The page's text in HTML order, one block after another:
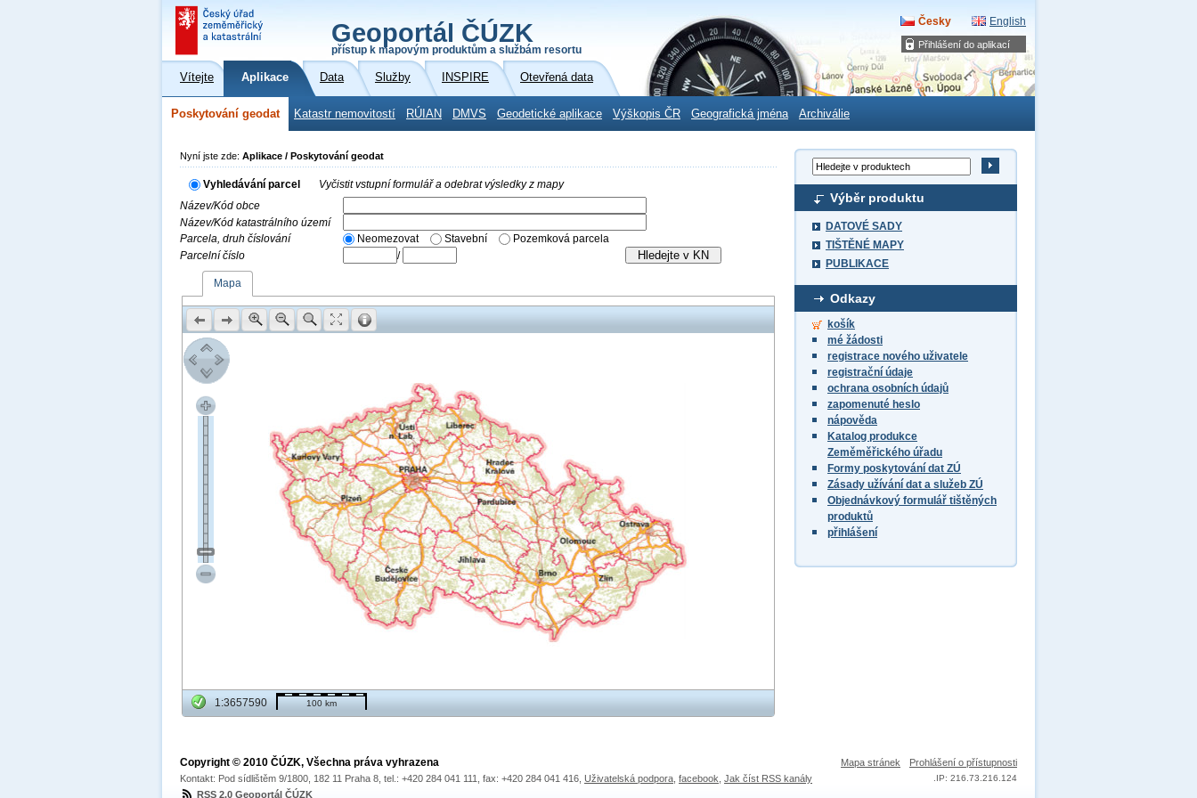
Přihlášení do aplikací
Geoportál ČÚZK
přístup k mapovým produktům a službám resortu
Česky English
Vítejte Aplikace Data Služby INSPIRE Otevřená data
Poskytování geodat Katastr nemovitostí RÚIAN DMVS Geodetické aplikace Výškopis ČR Geografická jména Archiválie
Výběr produktu
DATOVÉ SADY
TIŠTĚNÉ MAPY
PUBLIKACE
Odkazy
košík
mé žádosti
registrace nového uživatele
registrační údaje
ochrana osobních údajů
zapomenuté heslo
nápověda
Katalog produkce
Zeměměřického úřadu
Formy poskytování dat ZÚ
Zásady užívání dat a služeb ZÚ
Objednávkový formulář tištěných
produktů
přihlášení
Nyní jste zde: Aplikace / Poskytování geodat
Vyhledávání parcel
Vyčistit vstupní formulář a odebrat výsledky z mapy
Název/Kód obce
Název/Kód katastrálního území
Parcela, druh číslování
Neomezovat Stavební
Pozemková parcela
Parcelní číslo
/
Mapa
1:3657590 100 km
Mapa stránek Prohlášení o přístupnosti
IP: 216.73.216.124
Copyright © 2010 ČÚZK, Všechna práva vyhrazena
Kontakt: Pod sídlištěm 9/1800, 182 11 Praha 8, tel.: +420 284 041 111, fax: +420 284 041 416, Uživatelská podpora facebook Jak číst RSS kanály
RSS 2.0 Geoportál ČÚZK